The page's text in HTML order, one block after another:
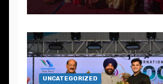
UNCATEGORIZED